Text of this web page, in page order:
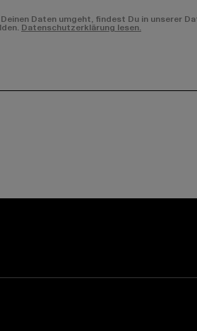
Daten umgeht, findest Du in unserer
Datenschutzerklärung lesen.